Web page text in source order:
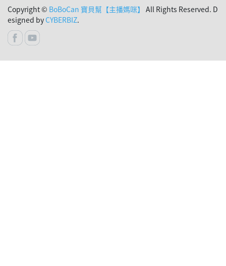
Copyright © BoBoCan 寶貝幫【主播媽咪】 All Rights Reserved. D
esigned byCYBERBIZ.